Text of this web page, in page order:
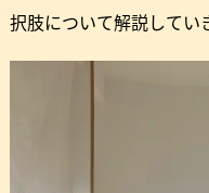
択肢について解説してい